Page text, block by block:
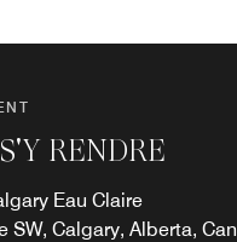
RENDRE
Eau Claire
SW, Calgary, Alberta,